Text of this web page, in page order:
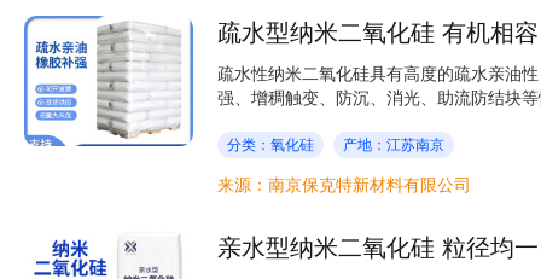
疏水型纳米二氧化硅 有机相
疏水性纳米二氧化硅具有高度的疏水亲油
强、增稠触变、防沉、消光、助流防结块
分类：氧化硅 产地：江苏南京
来源：南京保克特新材料有限公司
亲水型纳米二氧化硅 粒径均